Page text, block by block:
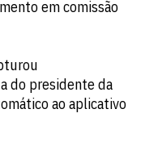
em comissão
do presidente da
ao aplicativo